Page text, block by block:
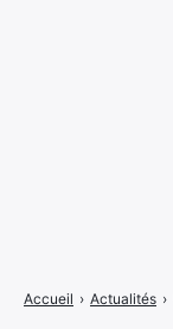
Accueil › Actualités ›